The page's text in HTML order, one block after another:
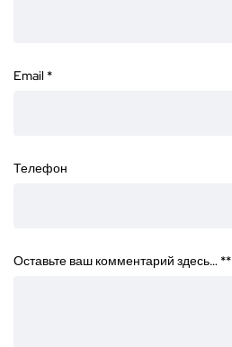
Email *
Телефон
Оставьте ваш комментарий здесь… **